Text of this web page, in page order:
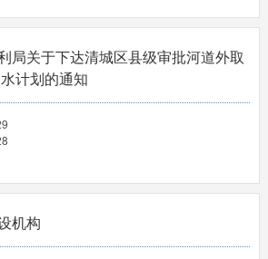
局关于下达清城区县级审批河道外取
计划的通知
机构